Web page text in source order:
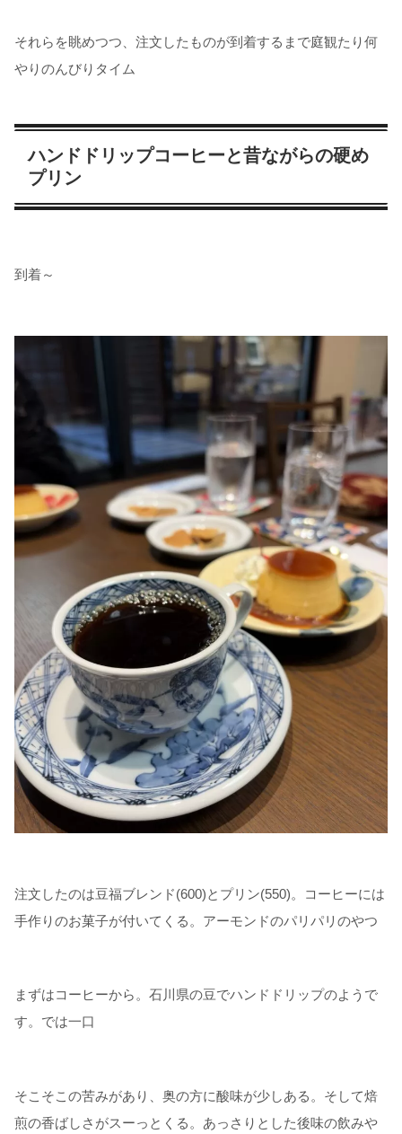
それらを眺めつつ、注文したものが到着するまで庭観たり何
やりのんびりタイム
ハンドドリップコーヒーと昔ながらの硬め
プリン
到着～
注文したのは豆福ブレンド(600)とプリン(550)。コーヒーには
手作りのお菓子が付いてくる。アーモンドのパリパリのやつ
まずはコーヒーから。石川県の豆でハンドドリップのようで
す。では一口
そこそこの苦みがあり、奥の方に酸味が少しある。そして焙
煎の香ばしさがスーっとくる。あっさりとした後味の飲みや